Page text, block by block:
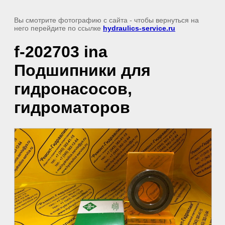
Вы смотрите фотографию с сайта - чтобы вернуться на
него перейдите по ссылке hydraulics-service.ru
f-202703 ina
Подшипники для
гидронасосов,
гидроматоров